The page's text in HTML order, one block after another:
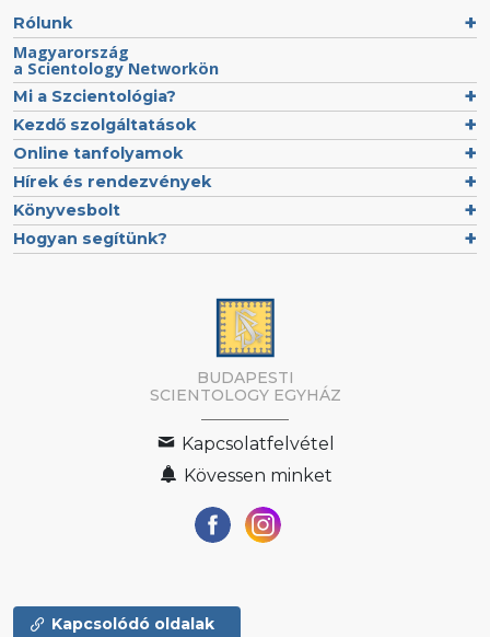
Rólunk
Magyarország
a Scientology Networkön
Mi a Szcientológia?
Kezdő szolgáltatások
Online tanfolyamok
Hírek és rendezvények
Könyvesbolt
Hogyan segítünk?
BUDAPESTI
SCIENTOLOGY EGYHÁZ
Kapcsolatfelvétel
Kövessen minket
Kapcsolódó oldalak